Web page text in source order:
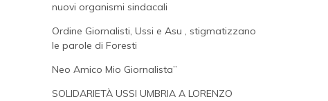
nuovi organismi sindacali
Ordine Giornalisti, Ussi e Asu , stigmatizzano
le parole di Foresti
Neo Amico Mio Giornalista”
SOLIDARIETÀ USSI UMBRIA A LORENZO